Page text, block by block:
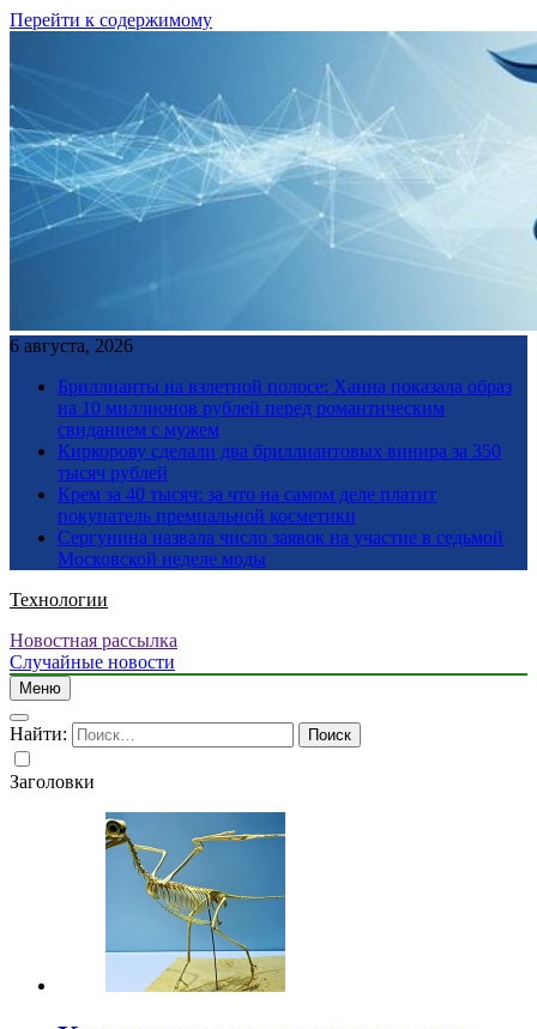
Перейти к содержимому
6 августа, 2026
Бриллианты на взлетной полосе: Ханна показала образ
на 10 миллионов рублей перед романтическим
свиданием с мужем
Киркорову сделали два бриллиантовых винира за 350
тысяч рублей
Крем за 40 тысяч: за что на самом деле платит
покупатель премиальной косметики
Сергунина назвала число заявок на участие в седьмой
Московской неделе моды
Технологии
Новостная рассылка
Случайные новости
Меню
Найти:
Заголовки